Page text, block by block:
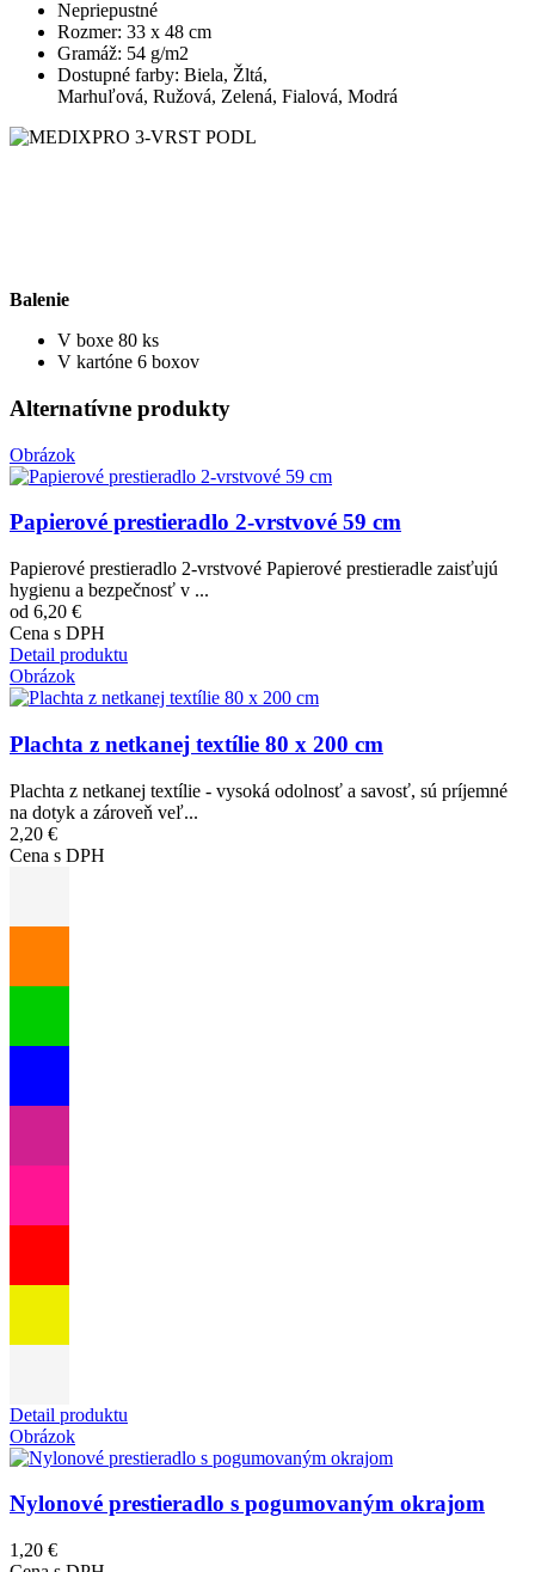
Nepriepustné
Rozmer: 33 x 48 cm
Gramáž: 54 g/m2
Dostupné farby: Biela, Žltá,
Marhuľová, Ružová, Zelená, Fialová, Modrá
Balenie
V boxe 80 ks
V kartóne 6 boxov
Alternatívne produkty
Obrázok
Papierové prestieradlo 2-vrstvové 59 cm
Papierové prestieradlo 2-vrstvové Papierové prestieradle zaisťujú
hygienu a bezpečnosť v ...
od 6,20 €
Cena s DPH
Detail produktu
Obrázok
Plachta z netkanej textílie 80 x 200 cm
Plachta z netkanej textílie - vysoká odolnosť a savosť, sú príjemné
na dotyk a zároveň veľ...
2,20 €
Cena s DPH
Detail produktu
Obrázok
Nylonové prestieradlo s pogumovaným okrajom
1,20 €